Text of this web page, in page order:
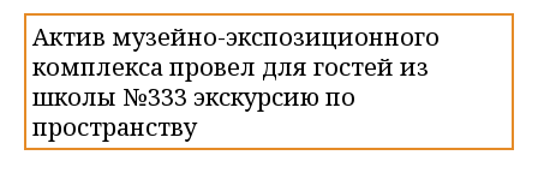
Актив музейно-экспозиционного
комплекса провел для гостей из
школы №333 экскурсию по
пространству